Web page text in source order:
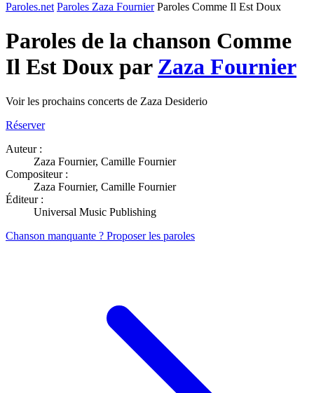
Paroles.net Paroles Zaza Fournier Paroles Comme Il Est Doux
Paroles de la chanson Comme
Il Est Doux par Zaza Fournier
Voir les prochains concerts de Zaza Desiderio
Réserver
Auteur :
Zaza Fournier, Camille Fournier
Compositeur :
Zaza Fournier, Camille Fournier
Éditeur :
Universal Music Publishing
Chanson manquante ? Proposer les paroles